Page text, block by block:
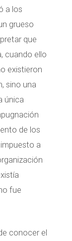
a los
grueso
que
cuando ello
existieron
sino una
única
de los
a
fue
conocer el